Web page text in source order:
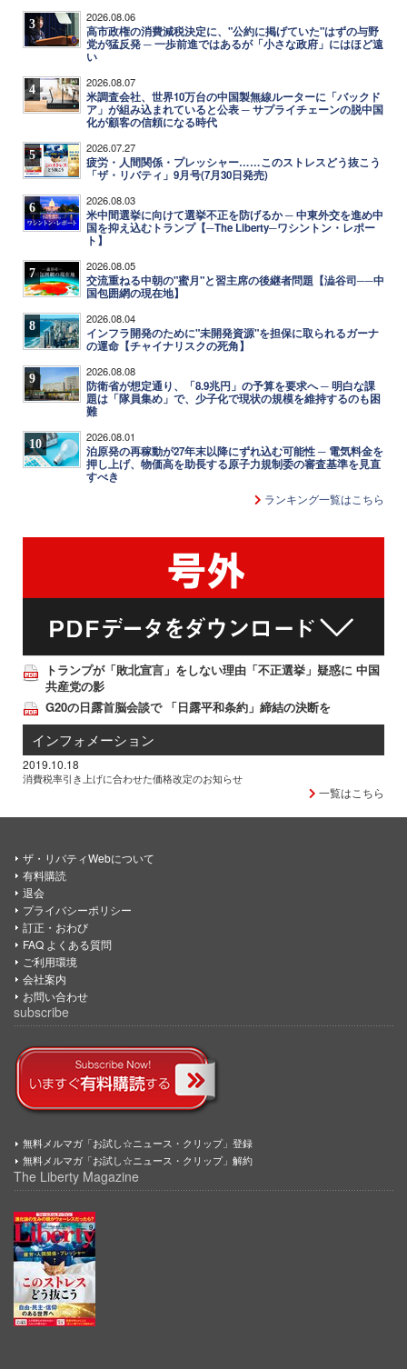
3 2026.08.06
高市政権の消費減税決定に、"公約に掲げていた"はずの与野
党が猛反発 ─ 一歩前進ではあるが「小さな政府」にはほど遠
い
4 2026.08.07
米調査会社、世界10万台の中国製無線ルーターに「バックド
ア」が組み込まれていると公表 ─ サプライチェーンの脱中国
化が顧客の信頼になる時代
5 2026.07.27
疲労・人間関係・プレッシャー……このストレスどう抜こう
「ザ・リバティ」9月号(7月30日発売)
6 2026.08.03
米中間選挙に向けて選挙不正を防げるか ─ 中東外交を進め中
国を抑え込むトランプ【─The Liberty─ワシントン・レポー
ト】
7 2026.08.05
交流重ねる中朝の"蜜月"と習主席の後継者問題【澁谷司──中
国包囲網の現在地】
8 2026.08.04
インフラ開発のために"未開発資源"を担保に取られるガーナ
の運命【チャイナリスクの死角】
9 2026.08.08
防衛省が想定通り、「8.9兆円」の予算を要求へ ─ 明白な課
題は「隊員集め」で、少子化で現状の規模を維持するのも困
難
10 2026.08.01
泊原発の再稼動が27年末以降にずれ込む可能性 ─ 電気料金を
押し上げ、物価高を助長する原子力規制委の審査基準を見直
すべき
ランキング一覧はこちら
トランプが「敗北宣言」をしない理由「不正選挙」疑惑に 中国
共産党の影
G20の日露首脳会談で 「日露平和条約」締結の決断を
インフォメーション
2019.10.18
消費税率引き上げに合わせた価格改定のお知らせ
一覧はこちら
ザ・リバティWebについて
有料購読
退会
プライバシーポリシー
訂正・おわび
FAQ よくある質問
ご利用環境
会社案内
お問い合わせ
subscribe
無料メルマガ「お試し☆ニュース・クリップ」登録
無料メルマガ「お試し☆ニュース・クリップ」解約
The Liberty Magazine